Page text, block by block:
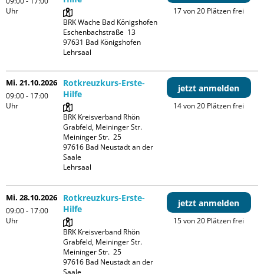
Uhr
BRK Wache Bad Königshofen
Eschenbachstraße  13
97631 Bad Königshofen
Lehrsaal
17 von 20 Plätzen frei
Mi. 21.10.2026
09:00 - 17:00
Uhr
Rotkreuzkurs-Erste-
Hilfe
BRK Kreisverband Rhön
Grabfeld, Meininger Str.
Meininger Str.  25
97616 Bad Neustadt an der
Saale
Lehrsaal
jetzt anmelden
14 von 20 Plätzen frei
Mi. 28.10.2026
09:00 - 17:00
Uhr
Rotkreuzkurs-Erste-
Hilfe
BRK Kreisverband Rhön
Grabfeld, Meininger Str.
Meininger Str.  25
97616 Bad Neustadt an der
Saale
jetzt anmelden
15 von 20 Plätzen frei